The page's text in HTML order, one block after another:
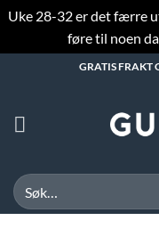
Uke 28-32 er det færre
føre til noen
GRATIS FRAKT
Søk
etter: